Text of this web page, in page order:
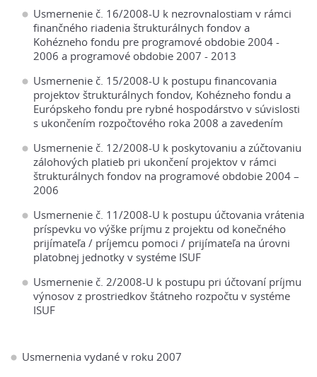
Usmernenie č. 16/2008-U k nezrovnalostiam v rámci
finančného riadenia štrukturálnych fondov a
Kohézneho fondu pre programové obdobie 2004 -
2006 a programové obdobie 2007 - 2013
Usmernenie č. 15/2008-U k postupu financovania
projektov štrukturálnych fondov, Kohézneho fondu a
Európskeho fondu pre rybné hospodárstvo v súvislosti
s ukončením rozpočtového roka 2008 a zavedením
Usmernenie č. 12/2008-U k poskytovaniu a zúčtovaniu
zálohových platieb pri ukončení projektov v rámci
štrukturálnych fondov na programové obdobie 2004 –
2006
Usmernenie č. 11/2008-U k postupu účtovania vrátenia
príspevku vo výške príjmu z projektu od konečného
prijímateľa / príjemcu pomoci / prijímateľa na úrovni
platobnej jednotky v systéme ISUF
Usmernenie č. 2/2008-U k postupu pri účtovaní príjmu
výnosov z prostriedkov štátneho rozpočtu v systéme
ISUF
Usmernenia vydané v roku 2007